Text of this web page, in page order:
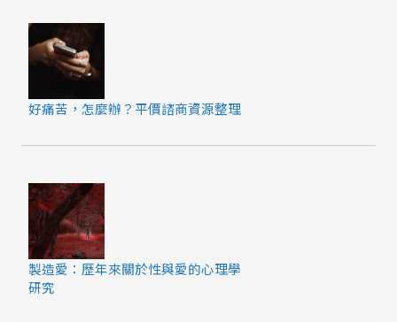
好痛苦，怎麼辦？平價諮商資源整理
製造愛：歷年來關於性與愛的心理學
研究